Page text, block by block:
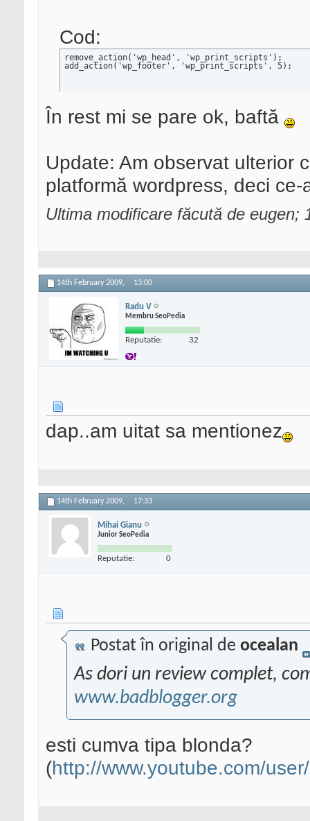
Cod:
remove_action('wp_head', 'wp_print_scripts');
add_action('wp_footer', 'wp_print_scripts', 5);
În rest mi se pare ok, baftă
Update: Am observat ulterior
platformă wordpress, deci
Ultima modificare făcută de
14th February 2009, 13:00
Radu V
Membru SeoPedia
Reputatie: 32
dap..am uitat sa mentionez
14th February 2009, 17:33
Mihai Gianu
Junior SeoPedia
Reputatie: 0
Postat în original de ocealan
As dori un review complet,
www.badblogger.org
esti cumva tipa blonda?
(http://www.youtube.com/